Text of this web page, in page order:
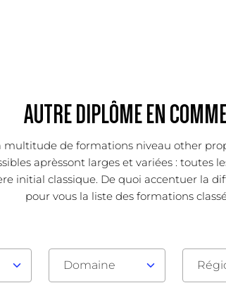
AUTRE DIPLÔME EN
de formations niveau other
aprèssont larges et variées : toutes
initial classique. De quoi accentuer la
pour vous la liste des formations
Domaine